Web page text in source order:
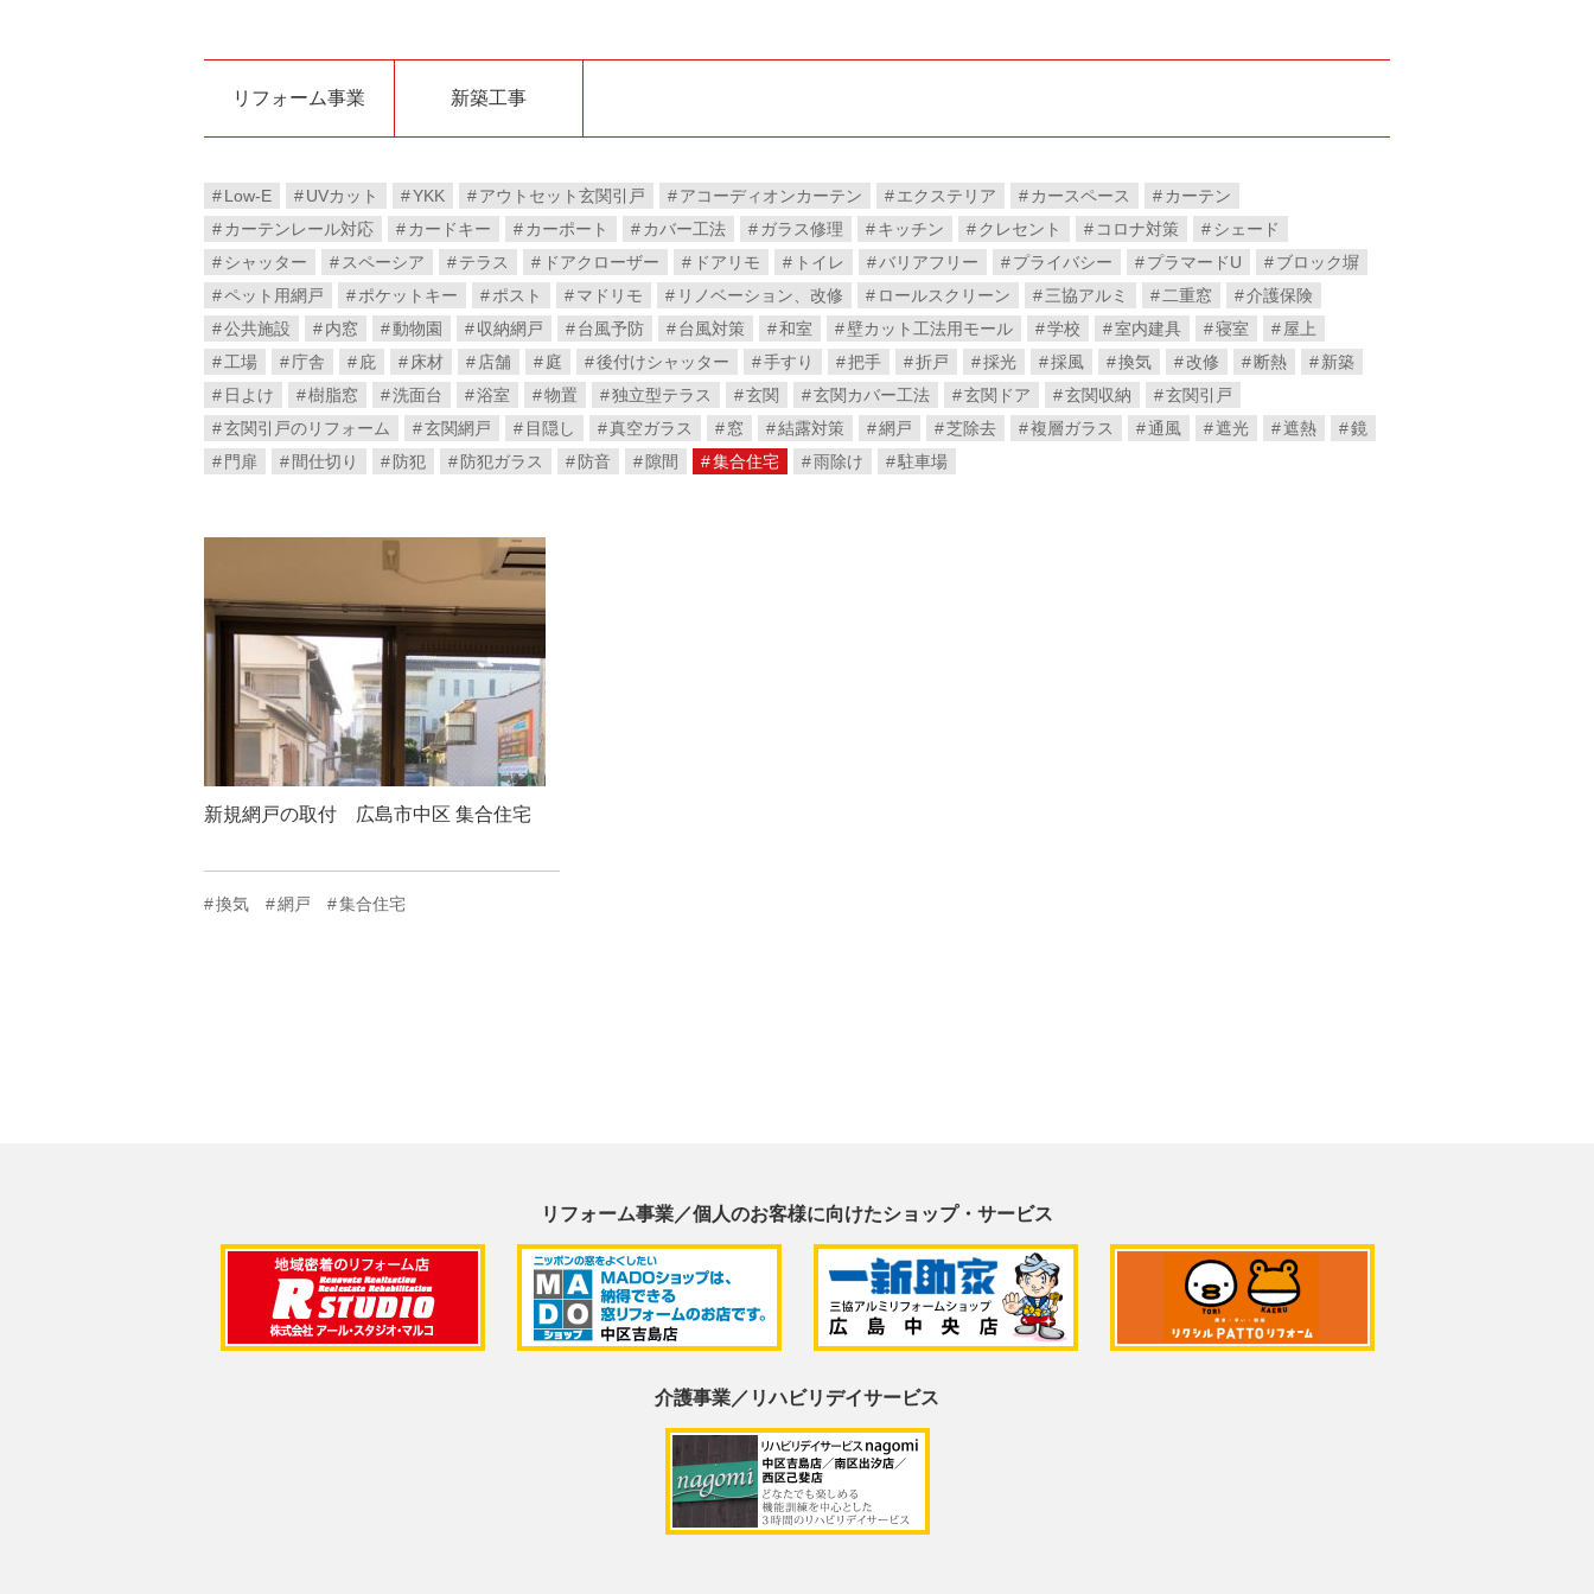
リフォーム事業 新築工事
Low-E UVカット YKK アウトセット玄関引戸 アコーディオンカーテン エクステリア カースペース
カーテン
カーテンレール対応
カードキー カーポート カバー工法 ガラス修理 キッチン クレセント コロナ対策
シェード
シャッター
スペーシア テラス ドアクローザー ドアリモ トイレ バリアフリー プライバシー プラマードU
ブロック塀
ペット用網戸
ポケットキー ポスト マドリモ リノベーション、改修 ロールスクリーン 三協アルミ 二重窓
介護保険
公共施設
内窓 動物園 収納網戸 台風予防 台風対策 和室 壁カット工法用モール 学校 室内建具 寝室
屋上
工場
庁舎 庇 床材 店舗 庭 後付けシャッター 手すり 把手 折戸 採光 採風 換気 改修 断熱
新築
日よけ
樹脂窓 洗面台 浴室 物置 独立型テラス 玄関 玄関カバー工法 玄関ドア 玄関収納
玄関引戸
玄関引戸のリフォーム
玄関網戸 目隠し 真空ガラス 窓 結露対策 網戸 芝除去 複層ガラス 通風 遮光 遮熱
鏡
門扉
間仕切り 防犯 防犯ガラス 防音 隙間 集合住宅 雨除け 駐車場
新規網戸の取付 広島市中区 集合住宅
換気 網戸 集合住宅
リフォーム事業／個人のお客様に向けたショップ・サービス
介護事業／リハビリデイサービス